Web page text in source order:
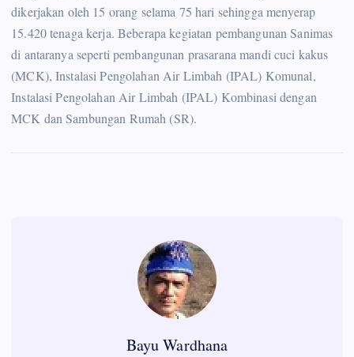
dikerjakan oleh 15 orang selama 75 hari sehingga menyerap
15.420 tenaga kerja. Beberapa kegiatan pembangunan Sanimas
di antaranya seperti pembangunan prasarana mandi cuci kakus
(MCK), Instalasi Pengolahan Air Limbah (IPAL) Komunal,
Instalasi Pengolahan Air Limbah (IPAL) Kombinasi dengan
MCK dan Sambungan Rumah (SR).
Bayu Wardhana